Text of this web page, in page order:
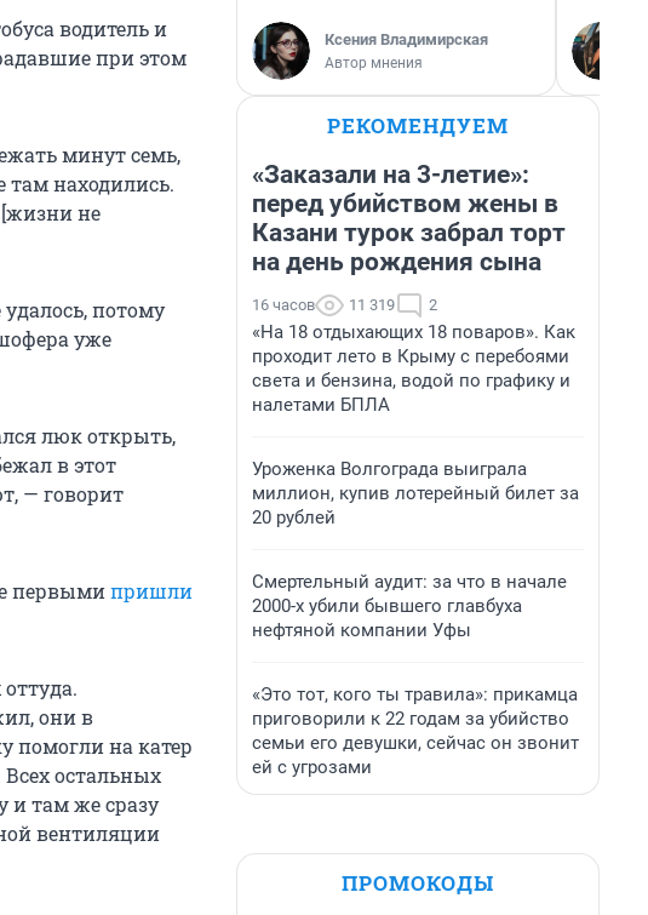
водитель и
при этом
минут семь,
находились.
[жизни не
потому
уже
люк открыть,
в этот
— говорит
первымипришли
они в
помогли на катер
остальных
и там же сразу
вентиляции
Ксения Владимирская
Автор мнения
РЕКОМЕНДУЕМ
«Заказали на 3-летие»:
перед убийством жены в
Казани турок забрал торт
на день рождения сына
16 часов 11 319 2
«На 18 отдыхающих 18 поваров». Как
проходит лето в Крыму с перебоями
света и бензина, водой по графику и
налетами БПЛА
Уроженка Волгограда выиграла
миллион, купив лотерейный билет за
20 рублей
Смертельный аудит: за что в начале
2000-х убили бывшего главбуха
нефтяной компании Уфы
«Это тот, кого ты травила»: прикамца
приговорили к 22 годам за убийство
семьи его девушки, сейчас он звонит
ей с угрозами
ПРОМОКОДЫ